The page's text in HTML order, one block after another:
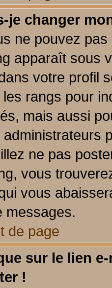
je changer
ne pouvez
apparaît sous
votre profil
rangs pour
mais aussi
ne pas
vous
vous
messages.
de page
sur le lien
!